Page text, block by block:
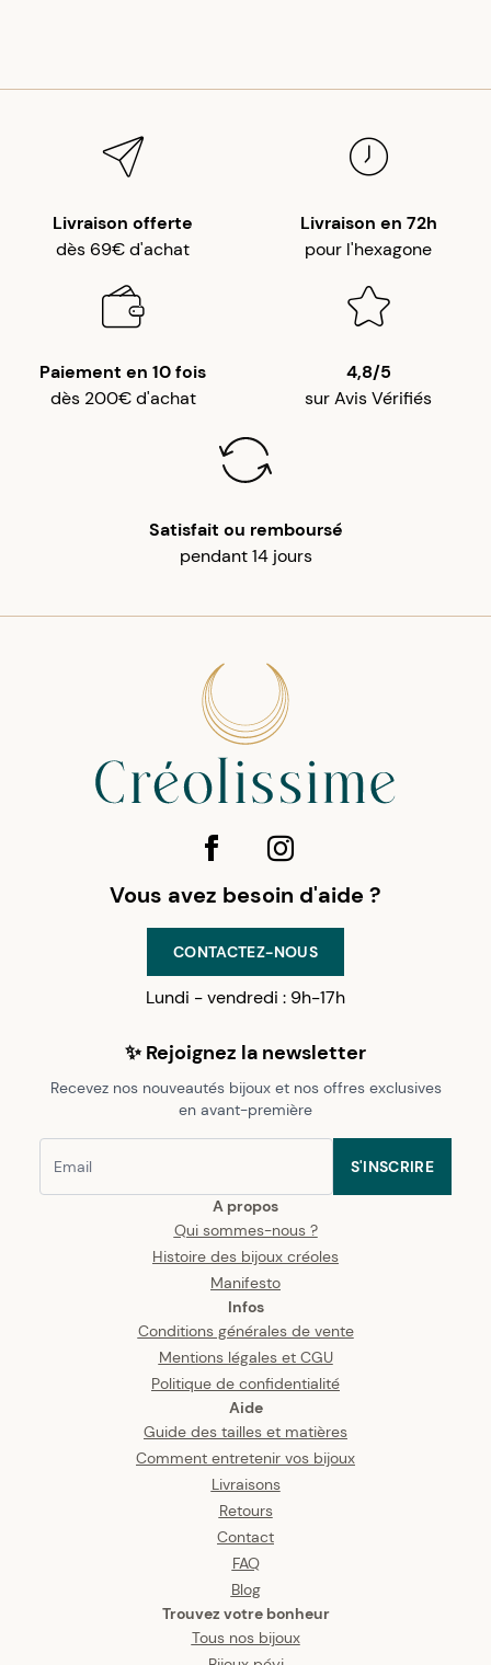
Livraison offerte
dès 69€ d'achat
Livraison en 72h
pour l'hexagone
Paiement en 10 fois
dès 200€ d'achat
4,8/5
sur Avis Vérifiés
Satisfait ou remboursé
pendant 14 jours
A propos
Qui sommes-nous ?
Histoire des bijoux créoles
Manifesto
Infos
Conditions générales de vente
Mentions légales et CGU
Politique de confidentialité
Aide
Guide des tailles et matières
Comment entretenir vos bijoux
Livraisons
Retours
Contact
FAQ
Blog
Trouvez votre bonheur
Tous nos bijoux
Vous avez besoin d'aide ?
CONTACTEZ-NOUS
Lundi - vendredi : 9h-17h
✨ Rejoignez la newsletter
Recevez nos nouveautés bijoux et nos offres exclusives
en avant-première
S'INSCRIRE